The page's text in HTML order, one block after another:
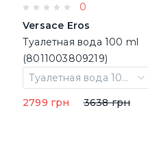
0
Versace Eros
Туалетная вода 100 ml
(8011003809219)
Туалетная вода 100 ml
2799 грн
3638 грн